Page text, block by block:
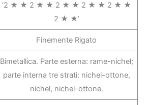
‘2 ★ ★ 2 ★ ★ 2 ★ ★ 2 ★ ★ 2 ★ ★
2 ★ ★’
Finemente Rigato
Bimetallica. Parte esterna: rame-nichel;
parte interna tre strati: nichel-ottone,
nichel, nichel-ottone.